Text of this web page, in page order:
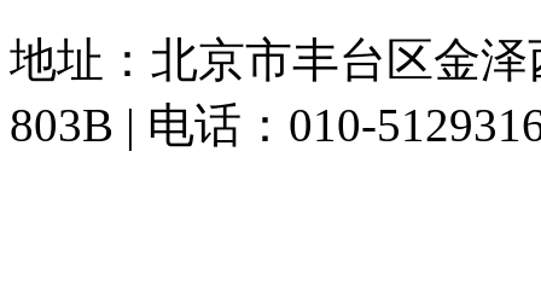
地址：北京市丰台区金
803B | 电话：010-